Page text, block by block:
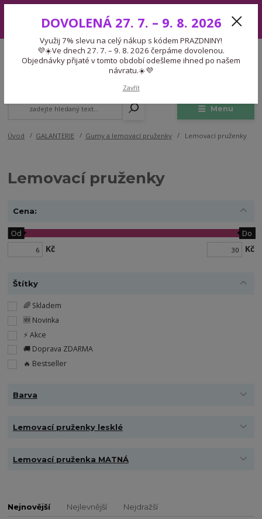
7. – 9. 8. 2026 čerpáme dovolenou. Objednávky přijaté v tomto období
odešleme ihned po našem návratu.☀️💜
Menu
CZK
Expedice 775 866 913
Po-Čt 9-15:30 Pá 9-14:30 Pauza 13-13:45
Úvod GALANTERIE Gumy a lemovací pruženky Lemovací pruženky
Lemovací pruženky
Cena:
Kč
Od Do
Kč
Štítky
🌈 Skladem
🆕 Novinka
⚡️ Akce
🚚 Doprava ZDARMA
🔥 Bestseller
Barva
Lemovací pruženky lesklé
Lemovací pruženka MATNÁ
Nejnovější Nejlevnější Nejdražší
DOVOLENÁ 27. 7. – 9. 8. 2026
Využij 7% slevu na celý nákup s kódem PRAZDNINY!
💜☀️Ve dnech 27. 7. – 9. 8. 2026 čerpáme dovolenou.
Objednávky přijaté v tomto období odešleme ihned po našem
návratu.☀️💜
Zavřít